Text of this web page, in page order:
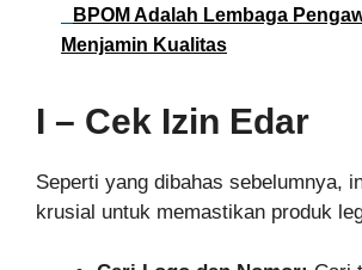
BPOM Adalah Lembaga
Menjamin Kualitas
I – Cek Izin Edar
Seperti yang dibahas sebelumnya,
krusial untuk memastikan produk